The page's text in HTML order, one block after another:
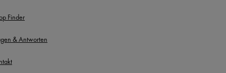
Finder
& Antworten